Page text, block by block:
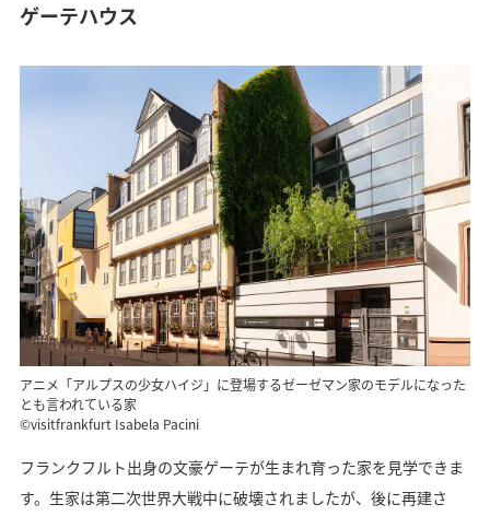
ゲーテハウス
アニメ「アルプスの少女ハイジ」に登場するゼーゼマン家のモデルになった
とも言われている家
©visitfrankfurt Isabela Pacini
フランクフルト出身の文豪ゲーテが生まれ育った家を見学できま
す。生家は第二次世界大戦中に破壊されましたが、後に再建さ